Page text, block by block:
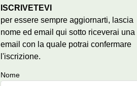
ISCRIVETEVI
per essere sempre aggiornarti, lascia
nome ed email qui sotto riceverai una
email con la quale potrai confermare
l'iscrizione.
Nome